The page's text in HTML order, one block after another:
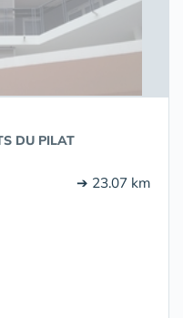
DU PILAT
➔ 23.07 km